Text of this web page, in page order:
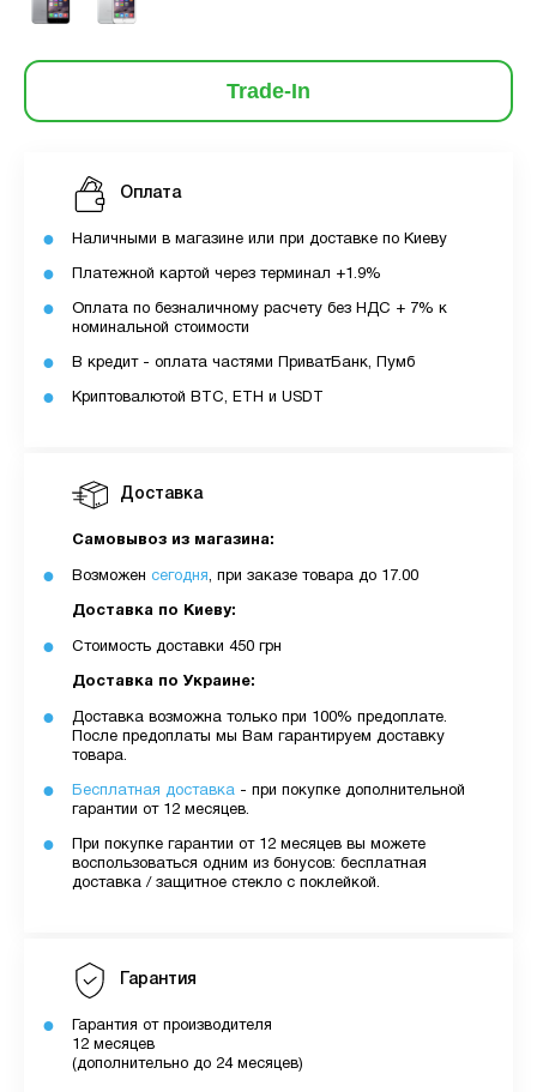
Trade-In
Доставка
Самовывоз из магазина:
Возможен сегодня, при заказе товара до 17.00
Доставка по Киеву:
Стоимость доставки 450 грн
Доставка по Украине:
Доставка возможна только при 100% предоплате.
После предоплаты мы Вам гарантируем доставку
товара.
Бесплатная доставка - при покупке дополнительной
гарантии от 12 месяцев.
При покупке гарантии от 12 месяцев вы можете
воспользоваться одним из бонусов: бесплатная
доставка / защитное стекло с поклейкой.
Гарантия
Гарантия от производителя
12 месяцев
(дополнительно до 24 месяцев)
Оплата
Наличными в магазине или при доставке по Киеву
Платежной картой через терминал +1.9%
Оплата по безналичному расчету без НДС + 7% к
номинальной стоимости
В кредит - оплата частями ПриватБанк, Пумб
Криптовалютой BTC, ETH и USDT